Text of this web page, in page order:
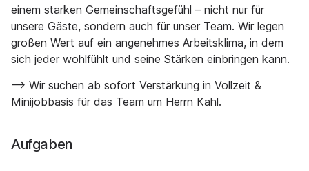
einem starken Gemeinschaftsgefühl – nicht nur für
unsere Gäste, sondern auch für unser Team. Wir legen
großen Wert auf ein angenehmes Arbeitsklima, in dem
sich jeder wohlfühlt und seine Stärken einbringen kann.
--> Wir suchen ab sofort Verstärkung in Vollzeit &
Minijobbasis für das Team um Herrn Kahl.
Aufgaben